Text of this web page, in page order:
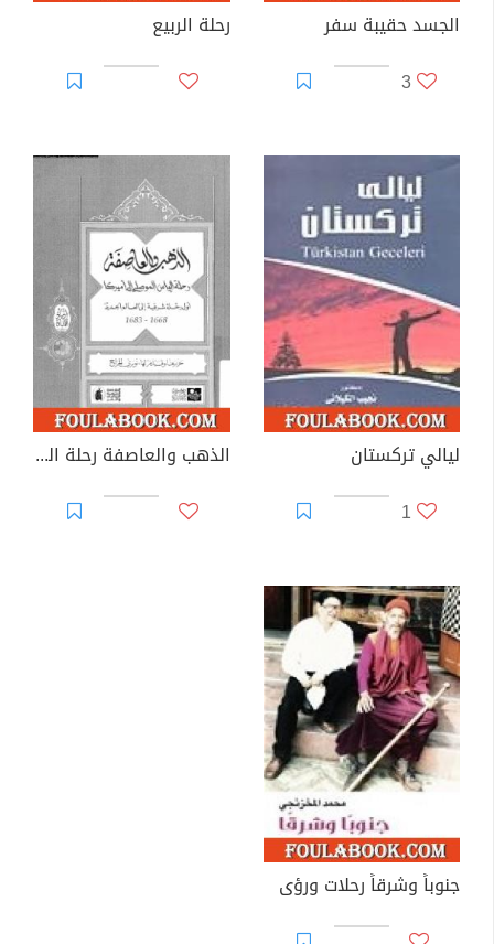
الجسد حقيبة سفر
3
رحلة الربيع
ليالي تركستان
1
الذهب والعاصفة رحلة الياس الموصلى إلى أمريكا
جنوباً وشرقاً رحلات ورؤى